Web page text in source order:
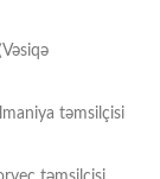
təmsilçisi